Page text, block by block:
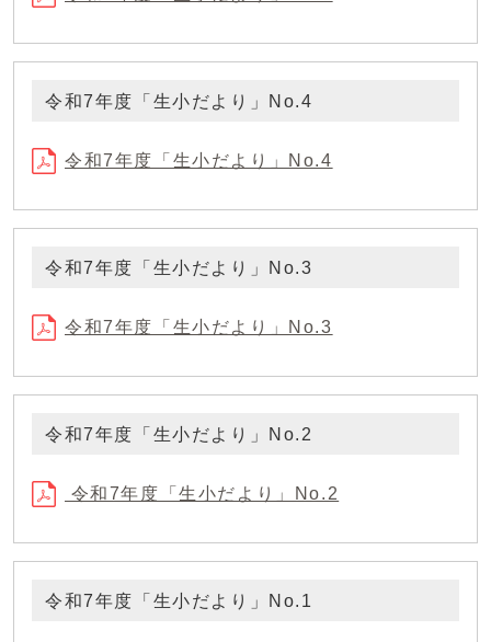
令和7年度「生小だより」No.4
令和7年度「生小だより」No.4
令和7年度「生小だより」No.3
令和7年度「生小だより」No.3
令和7年度「生小だより」No.2
令和7年度「生小だより」No.2
令和7年度「生小だより」No.1